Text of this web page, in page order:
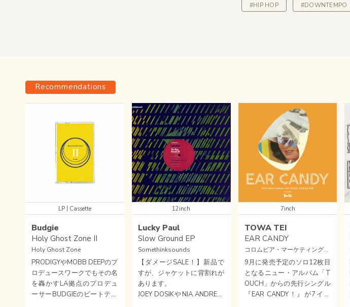
#HIP HOP #DOWNTEMPO
Recommendations
LP| Cassette
Budgie
Holy Ghost Zone II
Holy Ghost Zone
PRODIGYやMOBB DEEPのプ
ロデュースワークでもその名
を轟かすLA拠点のプロデュ
ーサーBUDGIEのビートテー
12inch
Lucky Paul
Slow Ground EP
Somethinksounds
【ダメージSALE！】新品で
すが、ジャケットに背割れが
あります。
JOEY DOSIKやNIA ANDREW
7inch
TOWA TEI
EAR CANDY
コロムビア・マーケティング株式会社 (JPN)
9月に発売予定のソロ12枚目
となるニュー・アルバム「T
OUCH」からの先行シングル
『EAR CANDY！』が7イン